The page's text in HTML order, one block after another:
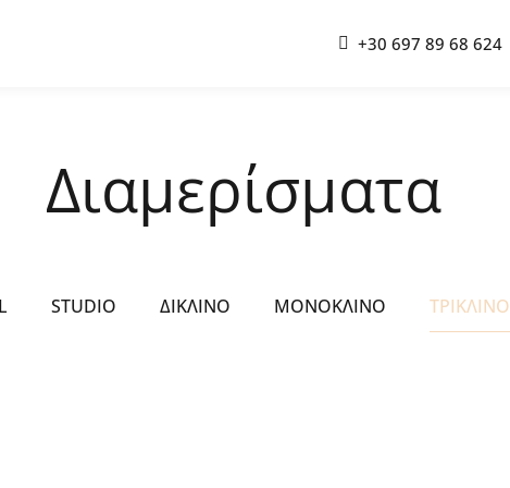
+30 697 89 68 624
Διαμερίσματα
STUDIO ΔΊΚΛΙΝΟ ΜΟΝΌΚΛΙΝΟ ΤΡΊΚΛΙΝΟ